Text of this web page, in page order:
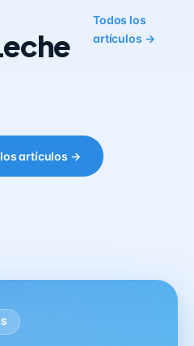
Todos los
artículos →
artículos →